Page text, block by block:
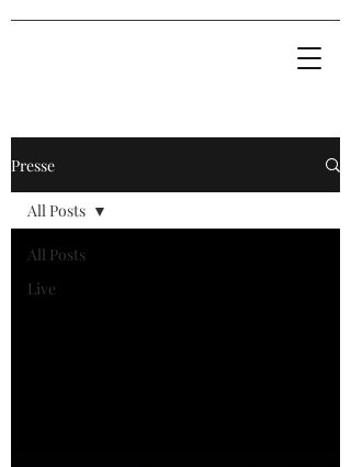
Presse
All Posts
Live
All Posts